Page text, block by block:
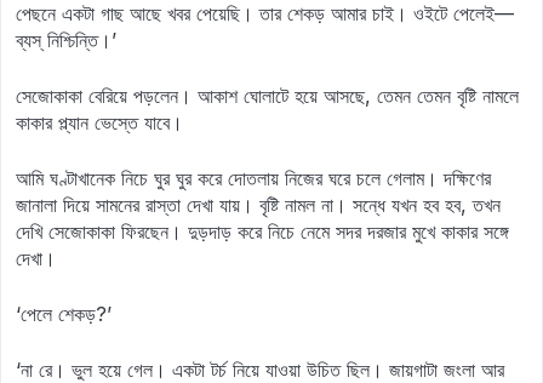
পেছনে একটা গাছ আছে খবর পেয়েছি। তার শেকড় আমার চাই। ওইটে পেলেই—
ব্যস্ নিশ্চিন্তি।’
সেজোকাকা বেরিয়ে পড়লেন। আকাশ ঘোলাটে হয়ে আসছে, তেমন তেমন বৃষ্টি নামলে
কাকার প্ল্যান ভেস্তে যাবে।
আমি ঘণ্টাখানেক নিচে ঘুর ঘুর করে দোতলায় নিজের ঘরে চলে গেলাম। দক্ষিণের
জানালা দিয়ে সামনের রাস্তা দেখা যায়। বৃষ্টি নামল না। সন্ধে যখন হব হব, তখন
দেখি সেজোকাকা ফিরছেন। দুড়দাড় করে নিচে নেমে সদর দরজার মুখে কাকার সঙ্গে
দেখা।
‘পেলে শেকড়?’
‘না রে। ভুল হয়ে গেল। একটা টর্চ নিয়ে যাওয়া উচিত ছিল। জায়গাটা জংলা আর